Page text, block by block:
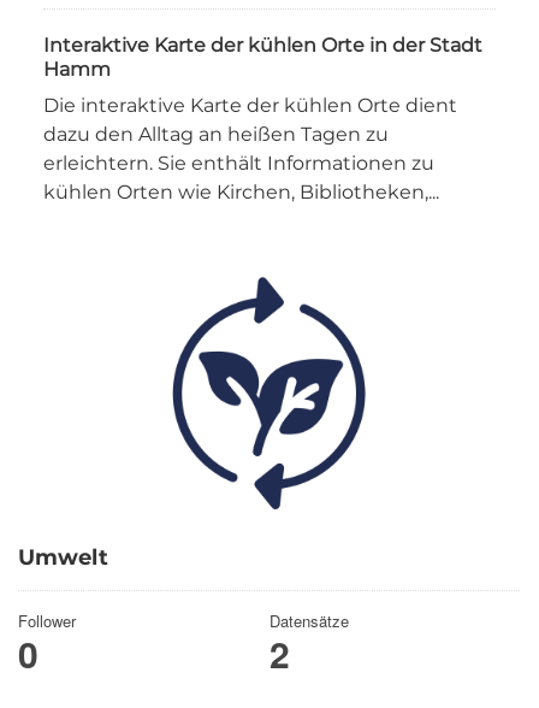
Umwelt
Follower
0
Datensätze
2
Interaktive Karte der kühlen Orte in der Stadt
Hamm
Die interaktive Karte der kühlen Orte dient
dazu den Alltag an heißen Tagen zu
erleichtern. Sie enthält Informationen zu
kühlen Orten wie Kirchen, Bibliotheken,...